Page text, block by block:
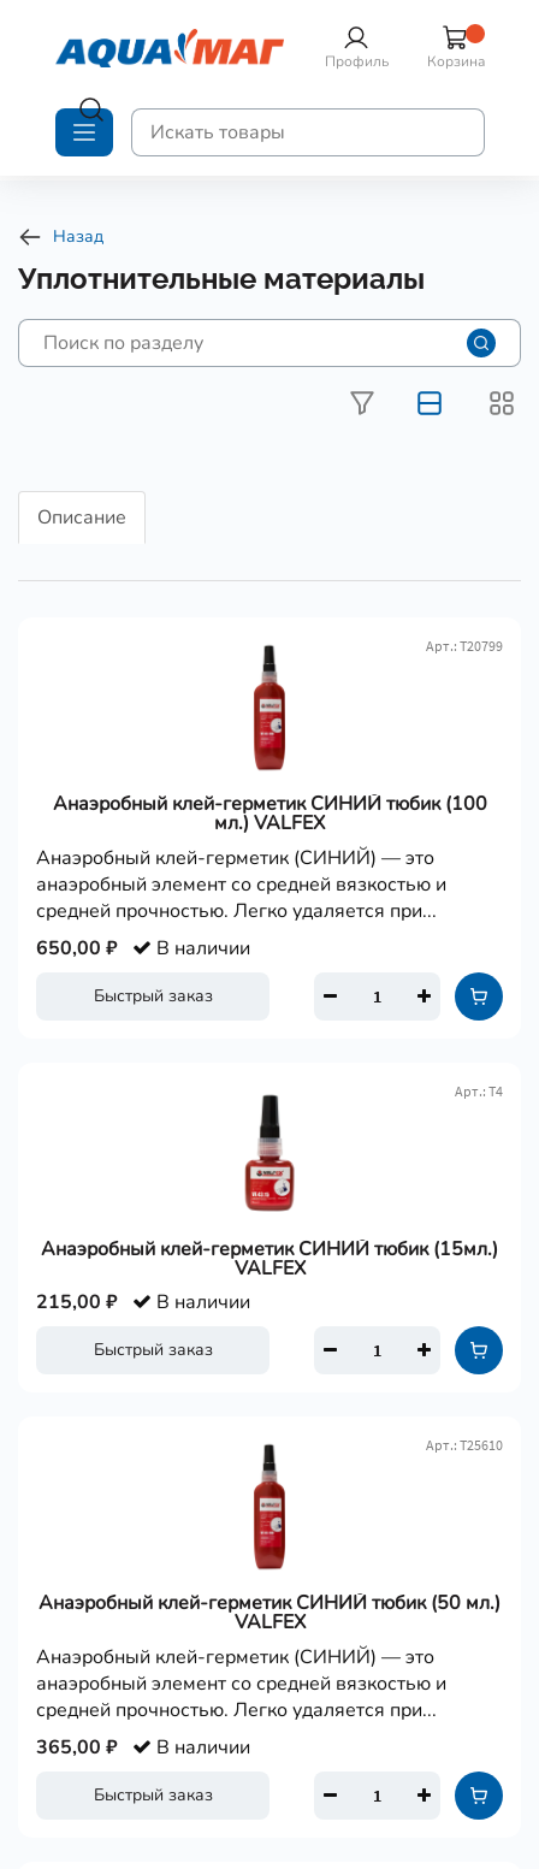
Профиль Корзина
Назад
Уплотнительные материалы
Описание
Анаэробный клей-герметик СИНИЙ тюбик (100
мл.) VALFEX
Арт.: Т20799
Анаэробный клей-герметик (СИНИЙ) — это
анаэробный элемент со средней вязкостью и
средней прочностью. Легко удаляется при...
Быстрый заказ
650,00 ₽ В наличии
Анаэробный клей-герметик СИНИЙ тюбик (15мл.)
VALFEX
Арт.: Т4
Быстрый заказ
215,00 ₽ В наличии
Анаэробный клей-герметик СИНИЙ тюбик (50 мл.)
VALFEX
Арт.: Т25610
Анаэробный клей-герметик (СИНИЙ) — это
анаэробный элемент со средней вязкостью и
средней прочностью. Легко удаляется при...
Быстрый заказ
365,00 ₽ В наличии